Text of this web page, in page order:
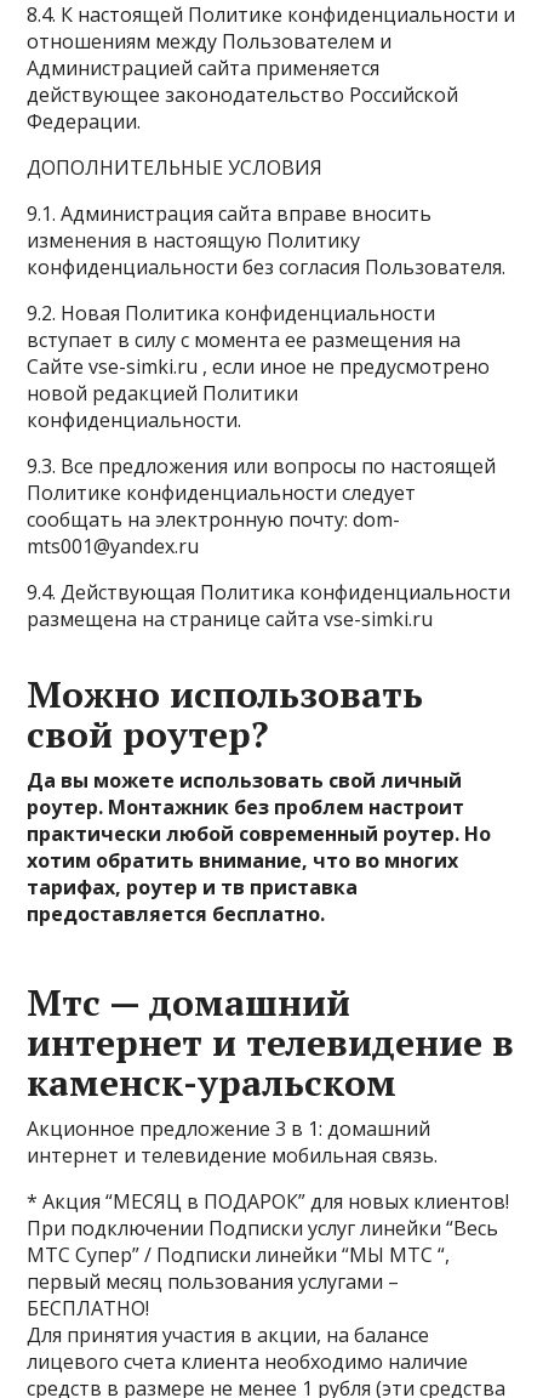
8.4. К настоящей Политике конфиденциальности и
отношениям между Пользователем и
Администрацией сайта применяется
действующее законодательство Российской
Федерации.
ДОПОЛНИТЕЛЬНЫЕ УСЛОВИЯ
9.1. Администрация сайта вправе вносить
изменения в настоящую Политику
конфиденциальности без согласия Пользователя.
9.2. Новая Политика конфиденциальности
вступает в силу с момента ее размещения на
Сайте vse-simki.ru , если иное не предусмотрено
новой редакцией Политики
конфиденциальности.
9.3. Все предложения или вопросы по настоящей
Политике конфиденциальности следует
сообщать на электронную почту: dom-
mts001@yandex.ru
9.4. Действующая Политика конфиденциальности
размещена на странице сайта vse-simki.ru
Можно использовать
свой роутер?
Да вы можете использовать свой личный
роутер. Монтажник без проблем настроит
практически любой современный роутер. Но
хотим обратить внимание, что во многих
тарифах, роутер и тв приставка
предоставляется бесплатно.
Мтс — домашний
интернет и телевидение в
каменск-уральском
Акционное предложение 3 в 1: домашний
интернет и телевидение мобильная связь.
* Акция “МЕСЯЦ в ПОДАРОК” для новых клиентов!
При подключении Подписки услуг линейки “Весь
МТС Супер” / Подписки линейки “МЫ МТС “,
первый месяц пользования услугами –
БЕСПЛАТНО!
Для принятия участия в акции, на балансе
лицевого счета клиента необходимо наличие
средств в размере не менее 1 рубля (эти средства